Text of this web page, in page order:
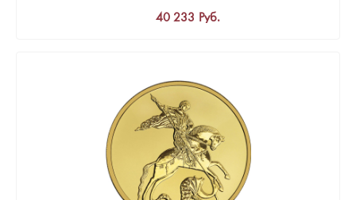
40 233 Руб.